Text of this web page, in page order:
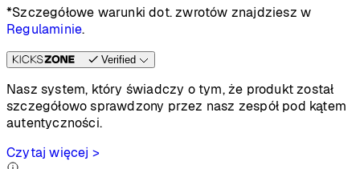
*Szczegółowe warunki dot. zwrotów znajdziesz w
Regulaminie.
Verified
Nasz system, który świadczy o tym, że produkt został
szczegółowo sprawdzony przez nasz zespół pod kątem
autentyczności.
Czytaj więcej >